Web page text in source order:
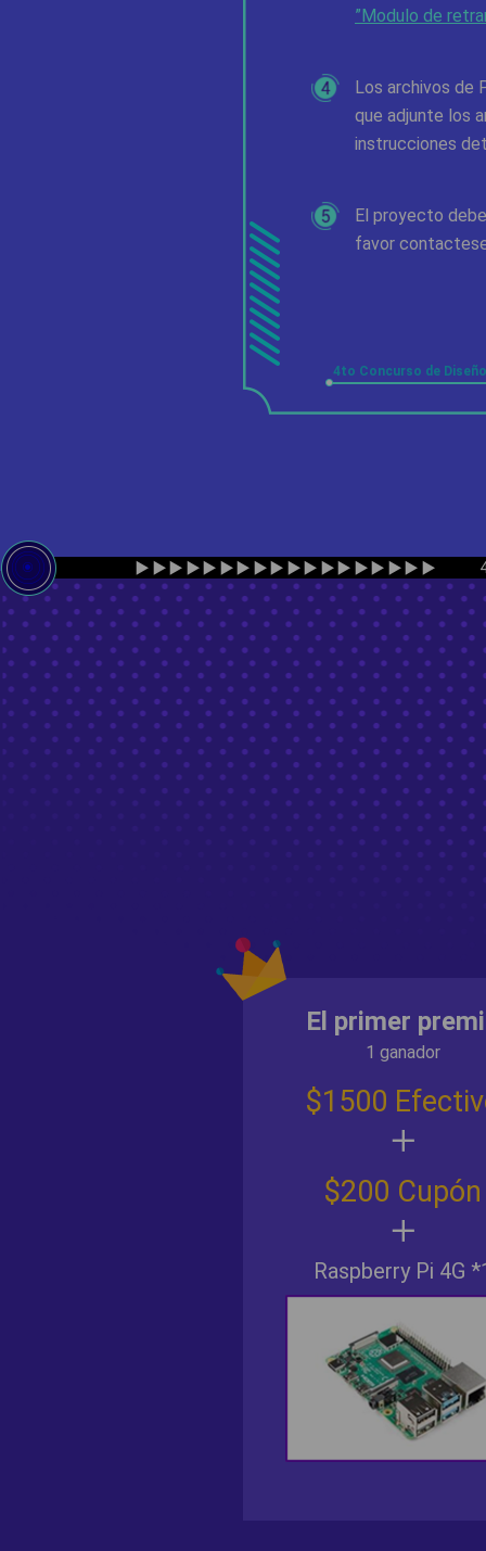
”Modulo de
Los archivos de
que adjunte los
instrucciones
El proyecto
favor
4to Concurso de Diseño
El primer
1 ganador
$1500
$200 Cupón
Raspberry Pi 4G